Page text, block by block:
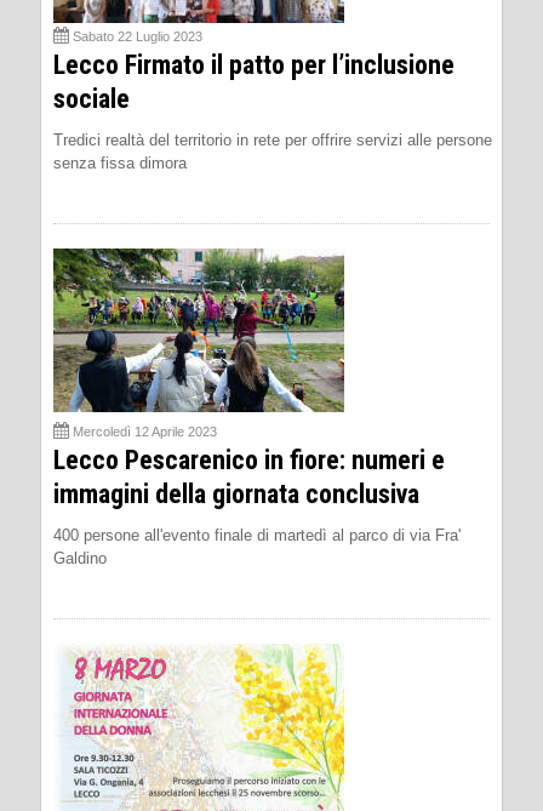
Sabato 22 Luglio 2023
Lecco Firmato il patto per l’inclusione
sociale
Tredici realtà del territorio in rete per offrire servizi alle persone
senza fissa dimora
Mercoledì 12 Aprile 2023
Lecco Pescarenico in fiore: numeri e
immagini della giornata conclusiva
400 persone all'evento finale di martedì al parco di via Fra'
Galdino